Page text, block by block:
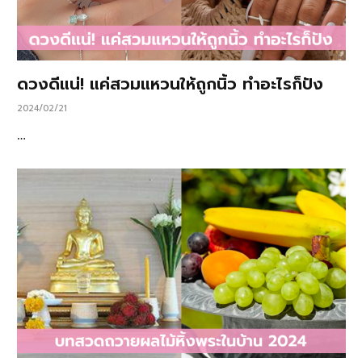
ดวงดีแน่! แค่สวมแหวนให้ถูกนิ้ว ทำอะไรก็ปัง
2024/02/21
…